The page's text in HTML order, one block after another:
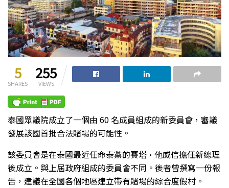
5
SHARES
255
VIEWS
泰國眾議院成立了一個由 60 名成員組成的新委員會，審議
發展該國首批合法賭場的可能性。
該委員會是在泰國最近任命泰黨的賽塔·他威信擔任新總理
後成立。與上屆政府組成的委員會不同。後者曾撰寫一份報
告，建議在全國各個地區建立帶有賭場的綜合度假村。